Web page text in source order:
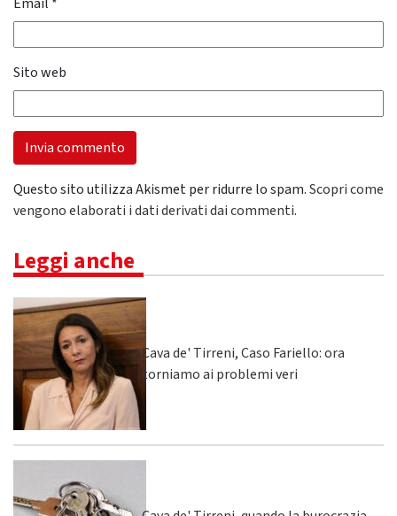
Sito web
Questo sito utilizza Akismet per ridurre lo spam.Scopri come
vengono elaborati i dati derivati dai commenti.
Leggi anche
Cava de' Tirreni, Caso Fariello: ora
torniamo ai problemi veri